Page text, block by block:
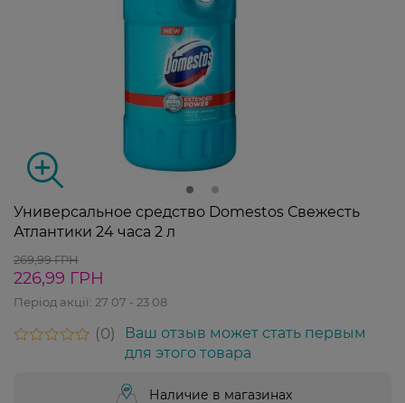
Универсальное средство Domestos Свежесть
Атлантики 24 часа 2 л
269,99 ГРН
226,99 ГРН
Період акції: 27 07 - 23 08
0
Ваш отзыв может стать первым
для этого товара
Наличие в магазинах